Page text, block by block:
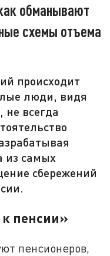
обманывают
схемы отъема
происходит
люди, видя
не всегда
из самых
сбережений
пенсии»
пенсионеров,